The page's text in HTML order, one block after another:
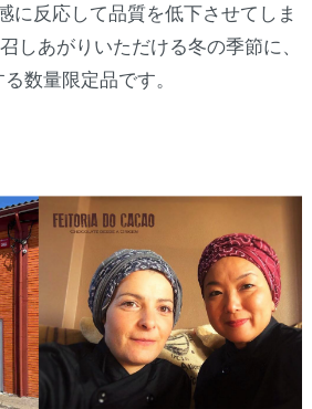
に反応して品質を低下させてしま
しあがりいただける冬の季節に、
数量限定品です。